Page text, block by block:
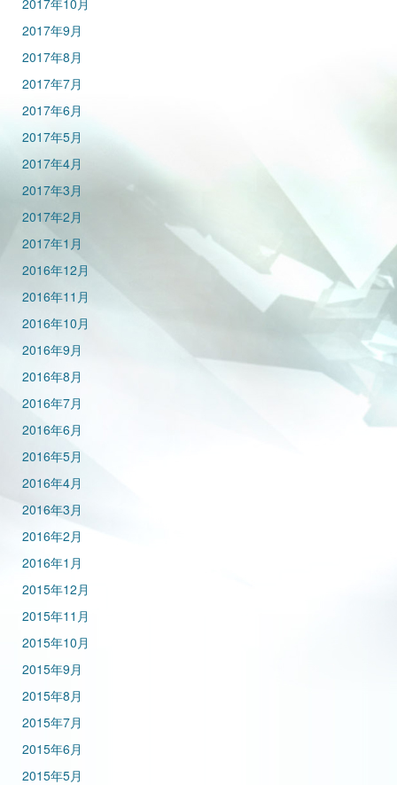
2017年10月
2017年9月
2017年8月
2017年7月
2017年6月
2017年5月
2017年4月
2017年3月
2017年2月
2017年1月
2016年12月
2016年11月
2016年10月
2016年9月
2016年8月
2016年7月
2016年6月
2016年5月
2016年4月
2016年3月
2016年2月
2016年1月
2015年12月
2015年11月
2015年10月
2015年9月
2015年8月
2015年7月
2015年6月
2015年5月